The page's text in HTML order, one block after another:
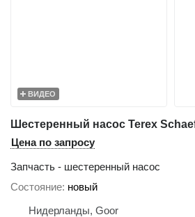
ВИДЕО
Цена по запросу
Запчасть - шестеренный насос
Состояние новый
Нидерланды, Goor